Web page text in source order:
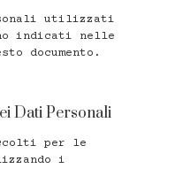
utilizzati
indicati nelle
documento.
Dati Personali
per le
i